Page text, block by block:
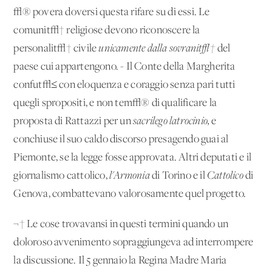
√® povera doversi questa rifare su di essi. Le
comunit√† religiose devono riconoscere la
personalit√† civileunicamente dalla sovranit√†del
paese cui appartengono. - Il Conte della Margherita
confut√≤ con eloquenza e coraggio senza pari tutti
quegli spropositi, e non tem√® di qualificare la
proposta di Rattazzi per unsacrilego latrocinio,e
conchiuse il suo caldo discorso presagendo guai al
Piemonte, se la legge fosse approvata. Altri deputati e il
giornalismo cattolico,l'Armoniadi Torino e il Cattolicodi
Genova, combattevano valorosamente quel progetto.
¬† Le cose trovavansi in questi termini quando un
doloroso avvenimento sopraggiungeva ad interrompere
la discussione. Il 5 gennaio la Regina Madre Maria